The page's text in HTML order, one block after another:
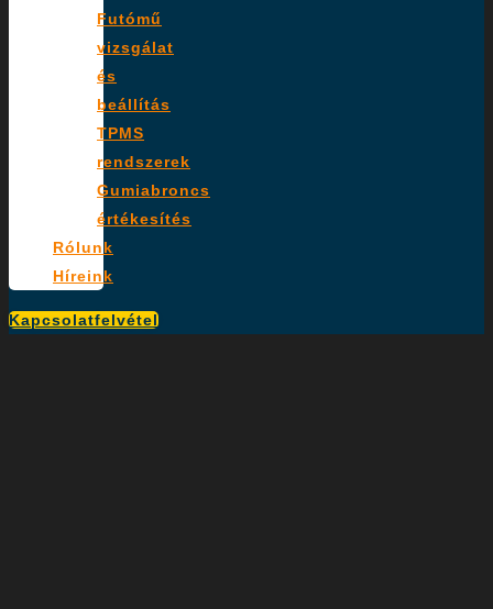
Futómű
vizsgálat
és
beállítás
TPMS
rendszerek
Gumiabroncs
értékesítés
Rólunk
Híreink
Kapcsolatfelvétel